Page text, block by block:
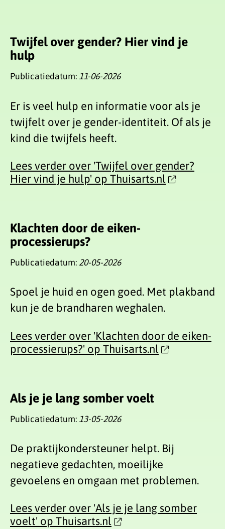
Twijfel over gender? Hier vind je
hulp
Publicatiedatum: 11-06-2026
Er is veel hulp en informatie voor als je
twijfelt over je gender-identiteit. Of als je
kind die twijfels heeft.
Lees verder over 'Twijfel over gender?
Hier vind je hulp' op Thuisarts.nl
Klachten door de eiken-
processierups?
Publicatiedatum: 20-05-2026
Spoel je huid en ogen goed. Met plakband
kun je de brandharen weghalen.
Lees verder over 'Klachten door de eiken-
processierups?' op Thuisarts.nl
Als je je lang somber voelt
Publicatiedatum: 13-05-2026
De praktijkondersteuner helpt. Bij
negatieve gedachten, moeilijke
gevoelens en omgaan met problemen.
Lees verder over 'Als je je lang somber
voelt' op Thuisarts.nl